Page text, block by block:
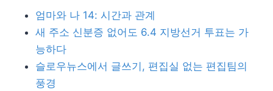
엄마와 나 14: 시간과 관계
새 주소 신분증 없어도 6.4 지방선거 투표는 가
능하다
슬로우뉴스에서 글쓰기, 편집실 없는 편집팀의
풍경